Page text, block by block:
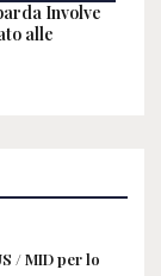
Involve
alle
/ MID per lo